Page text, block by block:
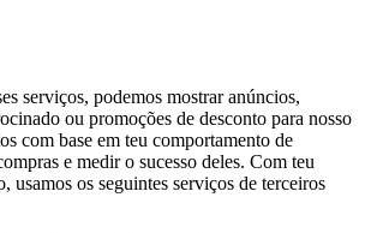
serviços, podemos mostrar anúncios,
ou promoções de desconto para nosso
com base em teu comportamento de
e medir o sucesso deles. Com teu
usamos os seguintes serviços de terceiros